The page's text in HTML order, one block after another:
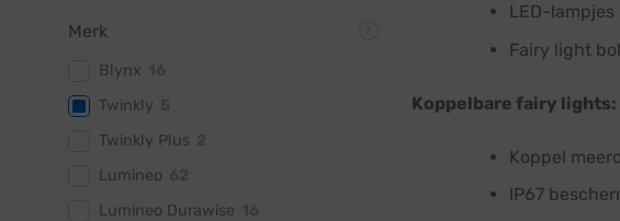
Merk
Blynx
Twinkly
Twinkly Plus
Lumineo
Lumineo Durawise
LED-
Fairy light
Koppelbare fairy lights:
Koppel
IP67